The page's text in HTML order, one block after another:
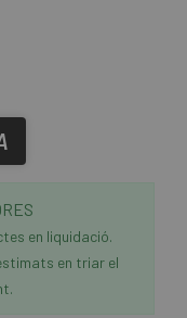
en liquidació.
en triar el